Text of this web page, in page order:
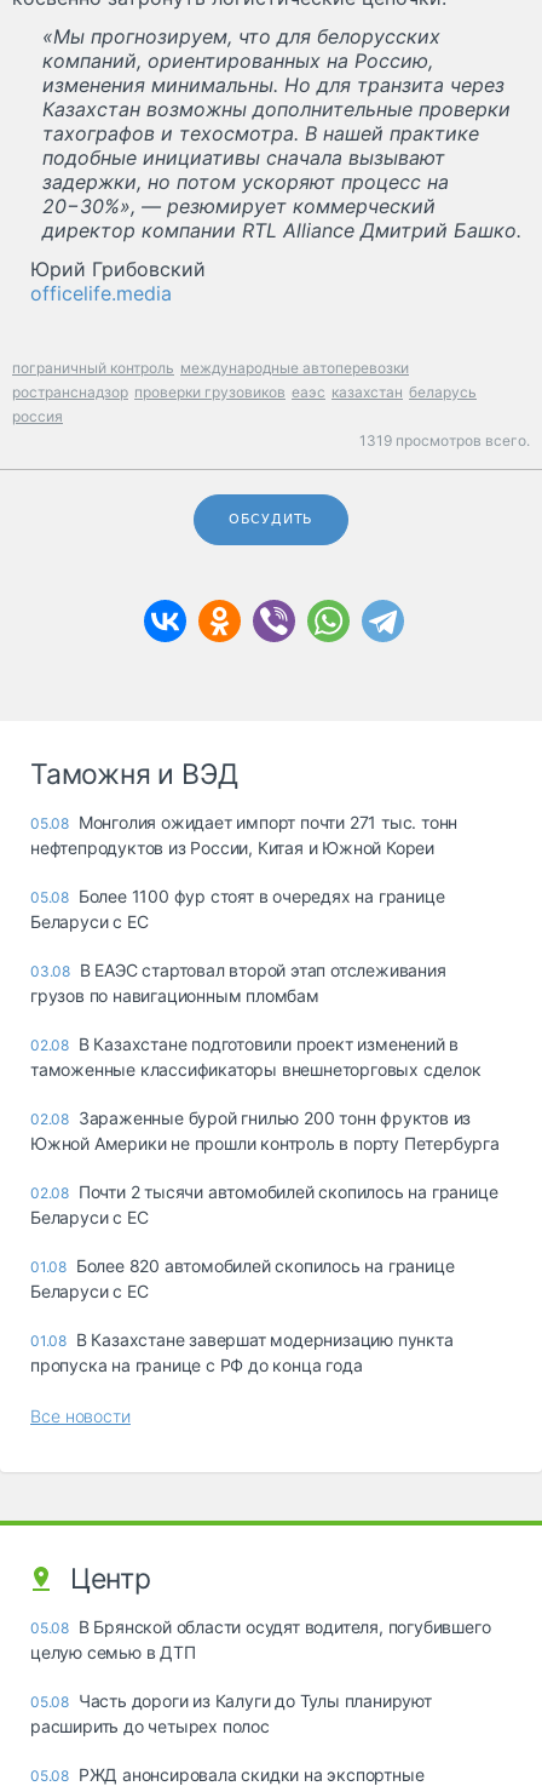
«Мы прогнозируем, что для белорусских
компаний, ориентированных на Россию,
изменения минимальны. Но для транзита через
Казахстан возможны дополнительные проверки
тахографов и техосмотра. В нашей практике
подобные инициативы сначала вызывают
задержки, но потом ускоряют процесс на
20−30%», — резюмирует коммерческий
директор компании RTL Alliance Дмитрий Башко.
Юрий Грибовский
officelife.media
пограничный контроль международные автоперевозки
ространснадзор проверки грузовиков еаэс казахстан беларусь
россия
1319 просмотров всего.
ОБСУДИТЬ
Таможня и ВЭД
05.08 Монголия ожидает импорт почти 271 тыс. тонн
нефтепродуктов из России, Китая и Южной Кореи
05.08 Более 1100 фур стоят в очередях на границе
Беларуси с ЕС
03.08 В ЕАЭС стартовал второй этап отслеживания
грузов по навигационным пломбам
02.08 В Казахстане подготовили проект изменений в
таможенные классификаторы внешнеторговых сделок
02.08 Зараженные бурой гнилью 200 тонн фруктов из
Южной Америки не прошли контроль в порту Петербурга
02.08 Почти 2 тысячи автомобилей скопилось на границе
Беларуси с ЕС
01.08 Более 820 автомобилей скопилось на границе
Беларуси с ЕС
01.08 В Казахстане завершат модернизацию пункта
пропуска на границе с РФ до конца года
Все новости
Центр
05.08 В Брянской области осудят водителя, погубившего
целую семью в ДТП
05.08 Часть дороги из Калуги до Тулы планируют
расширить до четырех полос
05.08 РЖД анонсировала скидки на экспортные